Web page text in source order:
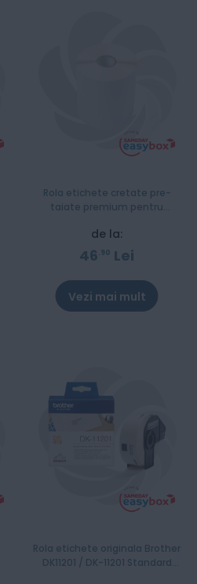
Rola etichete cretate pre-
taiate premium pentru
1J074102-121
de la:
46 90 Lei
Vezi mai mult
Stoc epuizat
Rola etichete originala Brother
DK11201 / DK-11201 Standard